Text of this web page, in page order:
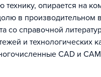
технику, опирается на
в производительном
со справочной
и технологических
CAD и